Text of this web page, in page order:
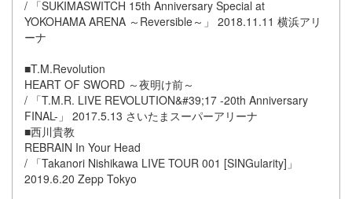
/ 「SUKIMASWITCH 15th Anniversary Special at
YOKOHAMA ARENA ～Reversible～」 2018.11.11 横浜アリ
ーナ
■T.M.Revolution
HEART OF SWORD ～夜明け前～
/ 「T.M.R. LIVE REVOLUTION&#39;17 -20th Anniversary
FINAL-」 2017.5.13 さいたまスーパーアリーナ
■西川貴教
REBRAIN In Your Head
/ 「Takanori Nishikawa LIVE TOUR 001 [SINGularity]」
2019.6.20 Zepp Tokyo